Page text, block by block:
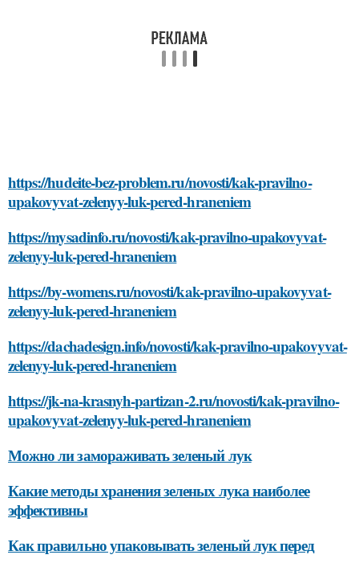
https://hudeite-bez-problem.ru/novosti/kak-pravilno-
upakovyvat-zelenyy-luk-pered-hraneniem
https://mysadinfo.ru/novosti/kak-pravilno-upakovyvat-
zelenyy-luk-pered-hraneniem
https://by-womens.ru/novosti/kak-pravilno-upakovyvat-
zelenyy-luk-pered-hraneniem
https://dachadesign.info/novosti/kak-pravilno-upakovyvat-
zelenyy-luk-pered-hraneniem
https://jk-na-krasnyh-partizan-2.ru/novosti/kak-pravilno-
upakovyvat-zelenyy-luk-pered-hraneniem
Можно ли замораживать зеленый лук
Какие методы хранения зеленых лука наиболее
эффективны
Как правильно упаковывать зеленый лук перед